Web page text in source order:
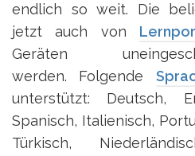
endlich so weit. Die
jetzt auch von
Geräten
werden. Folgende
unterstützt: Deutsch,
Spanisch, Italienisch,
Türkisch,